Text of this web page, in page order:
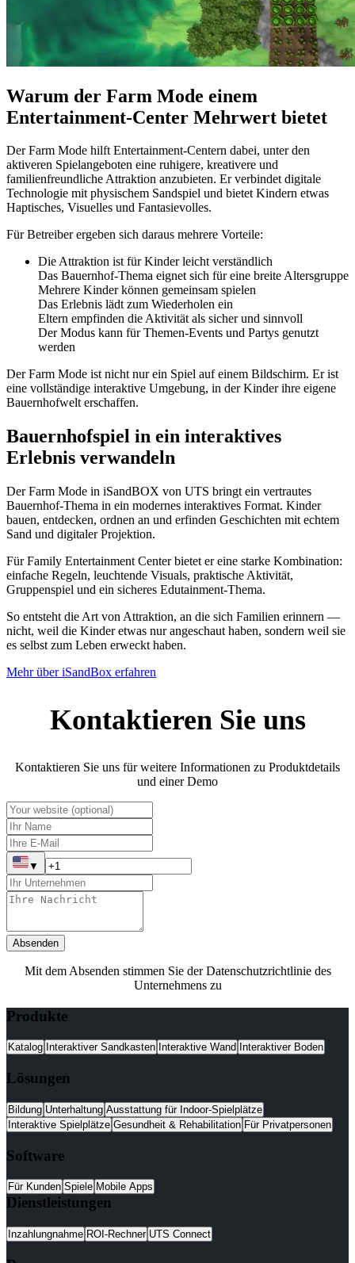
Warum der Farm Mode einem
Entertainment-Center Mehrwert bietet
Der Farm Mode hilft Entertainment-Centern dabei, unter den
aktiveren Spielangeboten eine ruhigere, kreativere und
familienfreundliche Attraktion anzubieten. Er verbindet digitale
Technologie mit physischem Sandspiel und bietet Kindern etwas
Haptisches, Visuelles und Fantasievolles.
Für Betreiber ergeben sich daraus mehrere Vorteile:
Die Attraktion ist für Kinder leicht verständlich
Das Bauernhof-Thema eignet sich für eine breite Altersgruppe
Mehrere Kinder können gemeinsam spielen
Das Erlebnis lädt zum Wiederholen ein
Eltern empfinden die Aktivität als sicher und sinnvoll
Der Modus kann für Themen-Events und Partys genutzt
werden
Der Farm Mode ist nicht nur ein Spiel auf einem Bildschirm. Er ist
eine vollständige interaktive Umgebung, in der Kinder ihre eigene
Bauernhofwelt erschaffen.
Bauernhofspiel in ein interaktives
Erlebnis verwandeln
Der Farm Mode in iSandBOX von UTS bringt ein vertrautes
Bauernhof-Thema in ein modernes interaktives Format. Kinder
bauen, entdecken, ordnen an und erfinden Geschichten mit echtem
Sand und digitaler Projektion.
Für Family Entertainment Center bietet er eine starke Kombination:
einfache Regeln, leuchtende Visuals, praktische Aktivität,
Gruppenspiel und ein sicheres Edutainment-Thema.
So entsteht die Art von Attraktion, an die sich Familien erinnern —
nicht, weil die Kinder etwas nur angeschaut haben, sondern weil sie
es selbst zum Leben erweckt haben.
Mehr über iSandBox erfahren
Kontaktieren Sie uns
Kontaktieren Sie uns für weitere Informationen zu Produktdetails
und einer Demo
▼
Absenden
Mit dem Absenden stimmen Sie der Datenschutzrichtlinie des
Unternehmens zu
Produkte
Katalog Interaktiver Sandkasten Interaktive Wand Interaktiver Boden
Lösungen
Bildung Unterhaltung Ausstattung für Indoor-Spielplätze
Interaktive Spielplätze Gesundheit & Rehabilitation Für Privatpersonen
Software
Für Kunden Spiele Mobile Apps
Dienstleistungen
Inzahlungnahme ROI-Rechner UTS Connect